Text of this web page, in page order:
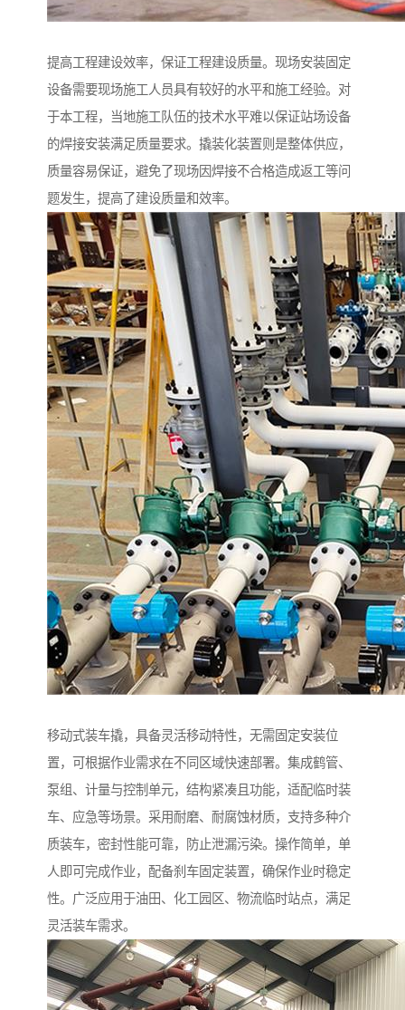
提高工程建设效率，保证工程建设质量。现场安装固定
设备需要现场施工人员具有较好的水平和施工经验。对
于本工程，当地施工队伍的技术水平难以保证站场设备
的焊接安装满足质量要求。撬装化装置则是整体供应，
质量容易保证，避免了现场因焊接不合格造成返工等问
题发生，提高了建设质量和效率。
移动式装车撬，具备灵活移动特性，无需固定安装位
置，可根据作业需求在不同区域快速部署。集成鹤管、
泵组、计量与控制单元，结构紧凑且功能，适配临时装
车、应急等场景。采用耐磨、耐腐蚀材质，支持多种介
质装车，密封性能可靠，防止泄漏污染。操作简单，单
人即可完成作业，配备刹车固定装置，确保作业时稳定
性。广泛应用于油田、化工园区、物流临时站点，满足
灵活装车需求。